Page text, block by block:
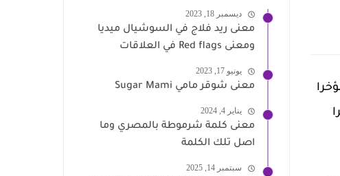
ديسمبر 18, 2023
معنى ريد فلاج في السوشيال ميديا
ومعنى Red flags في العلاقات
يونيو 17, 2023
معنى شوقر مامي Sugar Mami
يناير 4, 2024
معنى كلمة شرموطة بالمصري وما
اصل تلك الكلمة
سبتمبر 14, 2025